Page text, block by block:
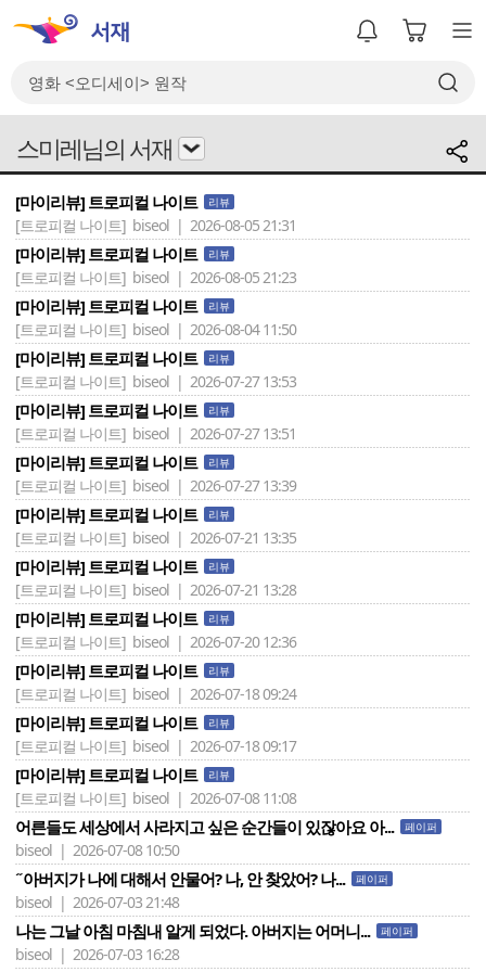
스미레님의 서재
[마이리뷰] 트로피컬 나이트 리뷰
[트로피컬 나이트] biseol | 2026-08-05 21:31
[마이리뷰] 트로피컬 나이트 리뷰
[트로피컬 나이트] biseol | 2026-08-05 21:23
[마이리뷰] 트로피컬 나이트 리뷰
[트로피컬 나이트] biseol | 2026-08-04 11:50
[마이리뷰] 트로피컬 나이트 리뷰
[트로피컬 나이트] biseol | 2026-07-27 13:53
[마이리뷰] 트로피컬 나이트 리뷰
[트로피컬 나이트] biseol | 2026-07-27 13:51
[마이리뷰] 트로피컬 나이트 리뷰
[트로피컬 나이트] biseol | 2026-07-27 13:39
[마이리뷰] 트로피컬 나이트 리뷰
[트로피컬 나이트] biseol | 2026-07-21 13:35
[마이리뷰] 트로피컬 나이트 리뷰
[트로피컬 나이트] biseol | 2026-07-21 13:28
[마이리뷰] 트로피컬 나이트 리뷰
[트로피컬 나이트] biseol | 2026-07-20 12:36
[마이리뷰] 트로피컬 나이트 리뷰
[트로피컬 나이트] biseol | 2026-07-18 09:24
[마이리뷰] 트로피컬 나이트 리뷰
[트로피컬 나이트] biseol | 2026-07-18 09:17
[마이리뷰] 트로피컬 나이트 리뷰
[트로피컬 나이트] biseol | 2026-07-08 11:08
어른들도 세상에서 사라지고 싶은 순간들이 있잖아요 아... 페이퍼
biseol | 2026-07-08 10:50
˝아버지가 나에 대해서 안물어? 나, 안 찾았어? 나... 페이퍼
biseol | 2026-07-03 21:48
나는 그날 아침 마침내 알게 되었다. 아버지는 어머니... 페이퍼
biseol | 2026-07-03 16:28